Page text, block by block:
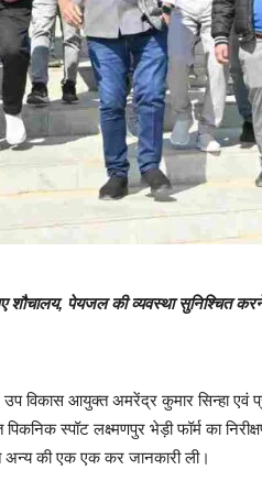
शौचालय, पेयजल की व्यवस्था सुनिश्चित
विकास आयुक्त अमरेंद्र कुमार सिन्हा एवं
स्पॉट लक्ष्मणपुर भेड़ी फॉर्म का
की एक एक कर जानकारी ली।